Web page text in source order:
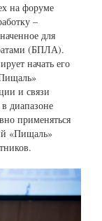
на форуме
–
для
(БПЛА).
начать его
и связи
диапазоне
применяться
«Пищаль»